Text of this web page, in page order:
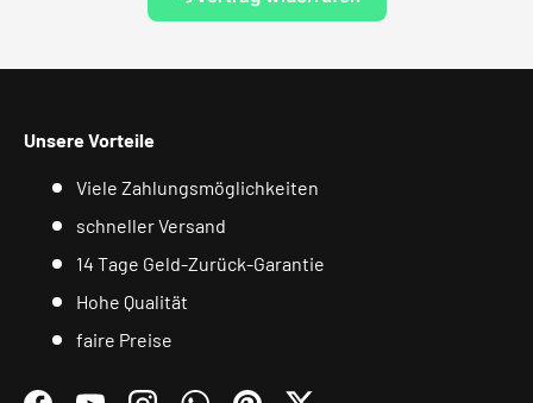
Unsere Vorteile
Viele Zahlungsmöglichkeiten
schneller Versand
14 Tage Geld-Zurück-Garantie
Hohe Qualität
faire Preise